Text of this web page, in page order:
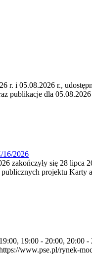
r. i 05.08.2026 r.,
publikacje dla 05.08.2026
16/2026
zakończyły się 28
publicznych projektu
19:00 - 20:00, 20:00
www.pse.pl/rynek-